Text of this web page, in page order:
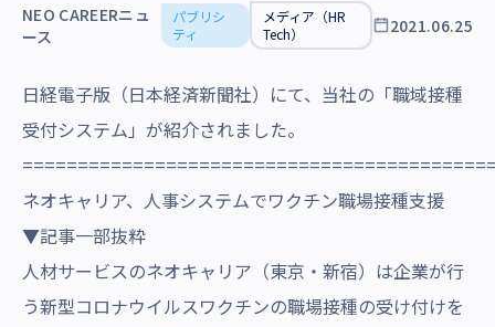
沿革・受賞歴
NEO CAREERニュ
ース
パブリシ
ティ
メディア（HR
Tech）
2021.06.25
日経電子版（日本経済新聞社）にて、当社の「職域接種
受付システム」が紹介されました。
ネオキャリア、人事システムでワクチン職場接種支援
▼記事一部抜粋
人材サービスのネオキャリア（東京・新宿）は企業が行
う新型コロナウイルスワクチンの職場接種の受け付けを